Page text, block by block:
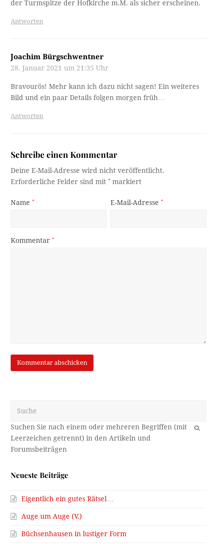
der Turmspitze der Hofkirche m.M. als sicher erscheinen.
Antworten
Joachim Bürgschwentner
28. Januar 2021 um 21:35 Uhr
Bravourös! Mehr kann ich dazu nicht sagen! Ein weiteres
Bild und ein paar Details folgen morgen früh…
Antworten
Schreibe einen Kommentar
Deine E-Mail-Adresse wird nicht veröffentlicht.
Erforderliche Felder sind mit* markiert
Name* E-Mail-Adresse*
Kommentar*
OK
Neueste Beiträge
Eigentlich ein gutes Rätsel…
Auge um Auge (V.)
Büchsenhausen in lustiger Form